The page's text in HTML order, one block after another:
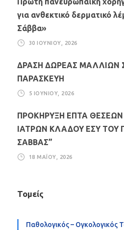
για ανθεκτικό δερματικό
Σάββα»
30 ΙΟΥΝΊΟΥ, 2026
ΔΡΑΣΗ ΔΩΡΕΑΣ ΜΑΛΛΙΩΝ
ΠΑΡΑΣΚΕΥΗ
5 ΙΟΥΝΊΟΥ, 2026
ΠΡΟΚΗΡΥΞΗ ΕΠΤΑ ΘΕΣΕΩΝ
ΙΑΤΡΩΝ ΚΛΑΔΟΥ ΕΣΥ ΤΟΥ
ΣΑΒΒΑΣ”
18 ΜΑΪ́ΟΥ, 2026
Τομείς
Παθολογικός – Ογκολογικός